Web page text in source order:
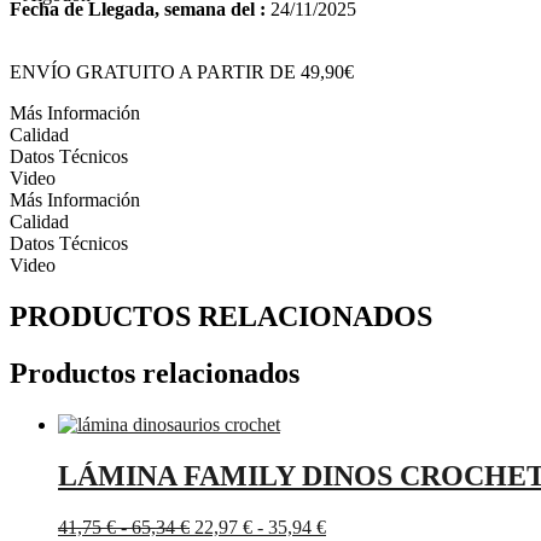
Fecha de Llegada, semana del : 24/11/2025
ENVÍO GRATUITO A PARTIR DE 49,90€
Más Información
Calidad
Datos Técnicos
Video
Más Información
Calidad
Datos Técnicos
Video
PRODUCTOS RELACIONADOS
Productos relacionados
LÁMINA FAMILY DINOS
41,75€ - 65,34€Rango
22,97 € - 35,94 €Rango